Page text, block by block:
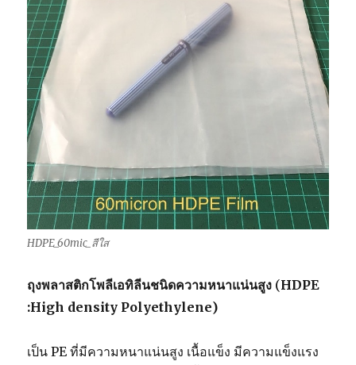
HDPE_60mic_สีใส
ถุงพลาสติกโพลีเอทิลีนชนิดความหนาแน่นสูง (HDPE
:High density Polyethylene)
เป็น PE ที่มีความหนาแน่นสูง เนื้อแข็ง มีความแข็งแรง